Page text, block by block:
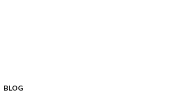
BLOG